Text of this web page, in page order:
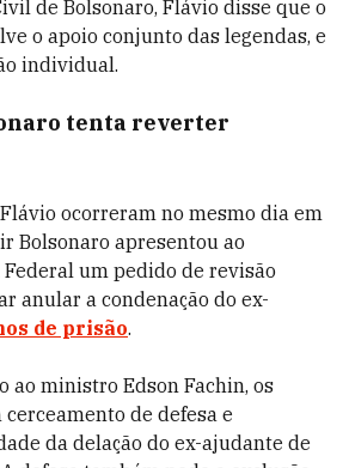
de Bolsonaro, Flávio disse que o
o apoio conjunto das legendas, e
individual.
tenta reverter
ocorreram no mesmo dia em
Bolsonaro apresentou ao
um pedido de revisão
anular a condenação do ex-
de prisão.
ao ministro Edson Fachin, os
de defesa e
da delação do ex-ajudante de